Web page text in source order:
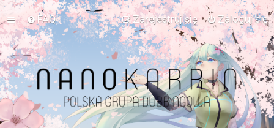
FAQ Zaloguj się
Zarejestruj się